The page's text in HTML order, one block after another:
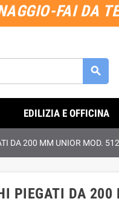
FAI DA

EDILIZIA E OFFICINA
DA 200 MM UNIOR MOD.
PIEGATI DA